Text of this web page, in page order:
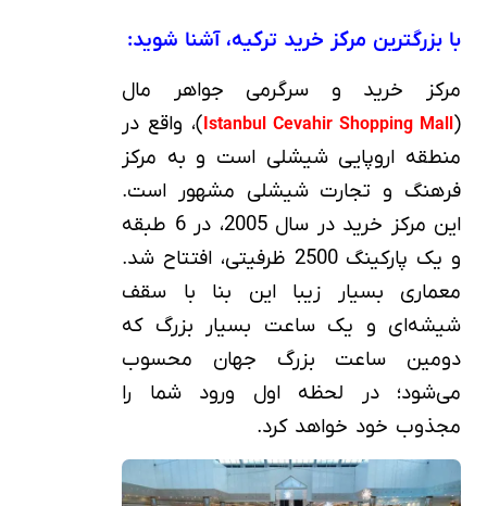
با بزرگترین مرکز خرید ترکیه، آشنا شوید:
مرکز خرید و سرگرمی جواهر مال
(
Istanbul Cevahir Shopping Mall)، واقع در
منطقه اروپایی شیشلی است و به مرکز
فرهنگ و تجارت شیشلی مشهور است.
این مرکز خرید در سال 2005، در 6 طبقه
و یک پارکینگ 2500 ظرفیتی، افتتاح شد.
معماری بسیار زیبا این بنا با سقف
شیشه‌ای و یک ساعت بسیار بزرگ که
دومین ساعت بزرگ جهان محسوب
می‌شود؛ در لحظه اول ورود شما را
مجذوب خود خواهد کرد.